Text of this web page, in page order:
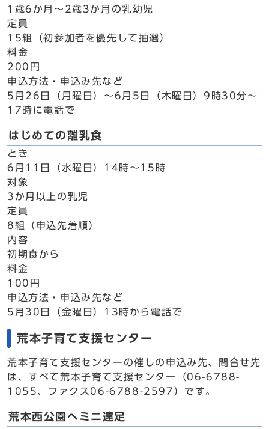
1歳6か月～2歳3か月の乳幼児
定員
15組（初参加者を優先して抽選）
料金
200円
申込方法・申込み先など
5月26日（月曜日）～6月5日（木曜日）9時30分～
17時に電話で
はじめての離乳食
とき
6月11日（水曜日）14時～15時
対象
3か月以上の乳児
定員
8組（申込先着順）
内容
初期食から
料金
100円
申込方法・申込み先など
5月30日（金曜日）13時から電話で
荒本子育て支援センター
荒本子育て支援センターの催しの申込み先、問合せ先
は、すべて荒本子育て支援センター（06-6788-
1055、ファクス06-6788-2597）です。
荒本西公園へミニ遠足